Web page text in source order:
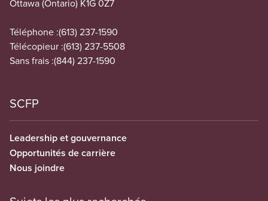
Ottawa (Ontario) K1G 0Z7
Téléphone :(613) 237-1590
Télécopieur :(613) 237-5508
Sans frais :(844) 237-1590
SCFP
Leadership et gouvernance
Opportunités de carrière
Nous joindre